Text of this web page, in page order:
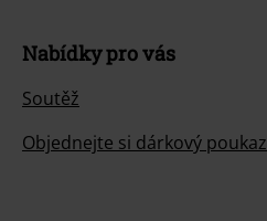
Nabídky pro vás
Soutěž
Objednejte si dárkový poukaz